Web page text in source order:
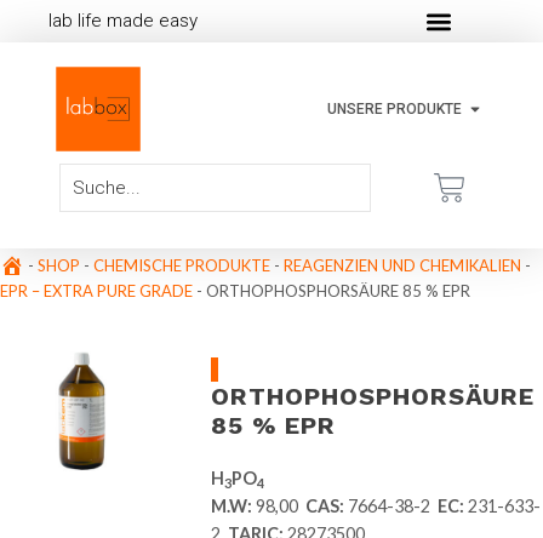
lab life made easy
UNSERE PRODUKTE
- SHOP - CHEMISCHE PRODUKTE - REAGENZIEN UND CHEMIKALIEN -
EPR – EXTRA PURE GRADE - ORTHOPHOSPHORSÄURE 85 % EPR
ORTHOPHOSPHORSÄURE
85 % EPR
H 3PO4
M.W:98,00 CAS: 7664-38-2 EC:231-633-